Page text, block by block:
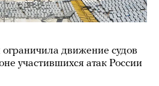
движение судов
участившихся атак России